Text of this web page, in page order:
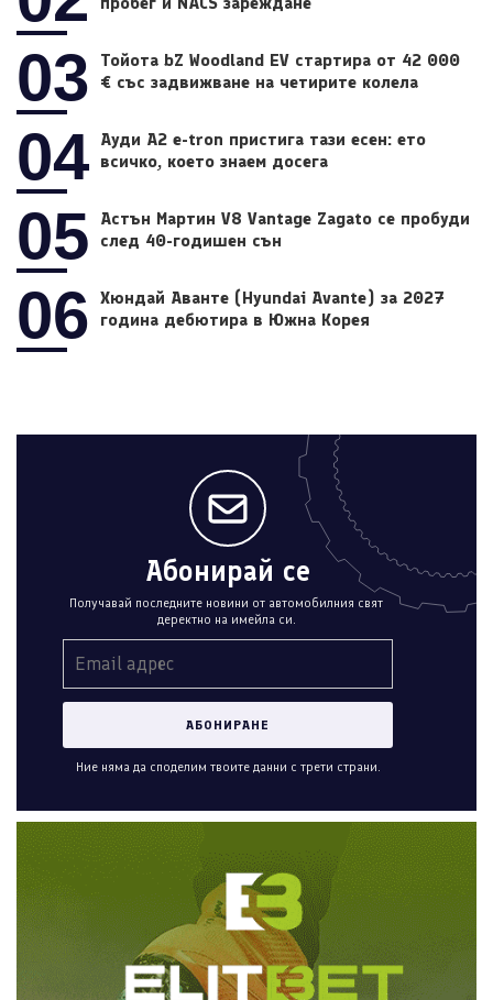
03
Тойота bZ Woodland EV стартира от 42 000
€ със задвижване на четирите колела
04 Ауди A2 e-tron пристига тази есен: ето
всичко, което знаем досега
05
Астън Мартин V8 Vantage Zagato се пробуди
след 40-годишен сън
06
Хюндай Аванте (Hyundai Avante) за 2027
година дебютира в Южна Корея
Абонирай се
Получавай последните новини от автомобилния свят
деректно на имейла си.
Ние няма да споделим твоите данни с трети страни.